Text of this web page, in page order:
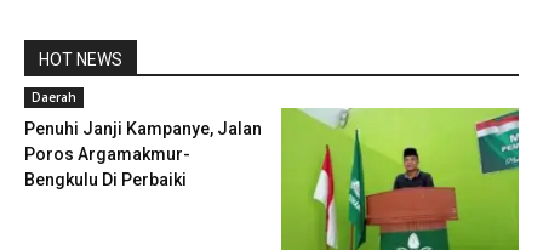
HOT NEWS
Daerah
Penuhi Janji Kampanye, Jalan
Poros Argamakmur-
Bengkulu Di Perbaiki